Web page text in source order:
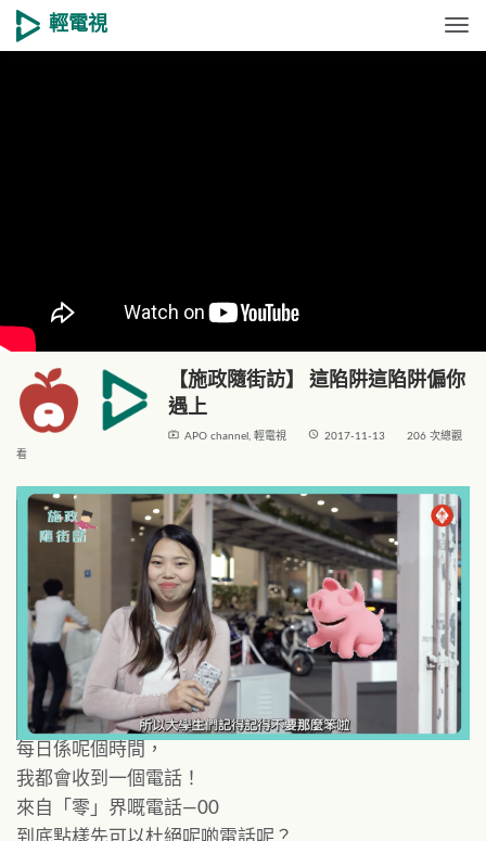
輕電視
【施政隨街訪】 這陷阱這陷阱偏你
遇上
live_tv APO channel , 輕電視 access_time 2017-11-13
206 次總觀
看
每日係呢個時間 ，
我都會收到一個電話 ！
來自「零」界嘅電話—00
到底點樣先可以杜絕呢啲電話呢 ？